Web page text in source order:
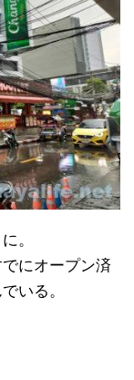
。
にオープン済
いる。